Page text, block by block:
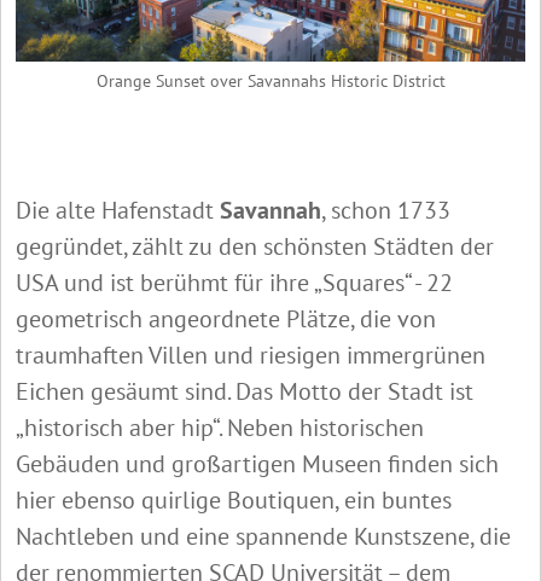
Orange Sunset over Savannahs Historic District
Die alte Hafenstadt Savannah, schon 1733
gegründet, zählt zu den schönsten Städten der
USA und ist berühmt für ihre „Squares“ - 22
geometrisch angeordnete Plätze, die von
traumhaften Villen und riesigen immergrünen
Eichen gesäumt sind. Das Motto der Stadt ist
„historisch aber hip“. Neben historischen
Gebäuden und großartigen Museen finden sich
hier ebenso quirlige Boutiquen, ein buntes
Nachtleben und eine spannende Kunstszene, die
der renommierten SCAD Universität – dem